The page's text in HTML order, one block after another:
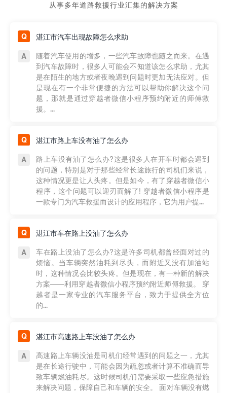
从事多年道路救援行业汇集的解决方案
湛江市汽车出现故障怎么求助
随着汽车使用的增多，一些汽车故障也随之而来。在遇
到汽车故障时，很多人可能会不知道该怎么求助，尤其
是在陌生的地方或者夜晚遇到问题时更加无法应对。但
是现在有一个非常便捷的方法可以帮助你解决这个问
题，那就是通过穿越者微信小程序预约附近的师傅救
援。...
湛江市路上车没有油了怎么办
路上车没有油了怎么办?这是很多人在开车时都会遇到
的问题，特别是对于那些经常长途旅行的司机们来说，
这种情况更是让人头疼。但是如今，有了穿越者微信小
程序，这个问题可以迎刃而解了! 穿越者微信小程序是
一款专门为汽车救援而设计的应用程序，它为用户提...
湛江市车在路上没油了怎么办
车在路上没油了怎么办?这是许多司机都曾经面对过的
烦恼。当车辆突然油耗到尽头，而附近又没有加油站
时，这种情况会比较头疼。但是现在，有一种新的解决
方案——利用穿越者微信小程序预约附近师傅救援。 穿
越者是一家专业的汽车服务平台，致力于提供全方位
的...
湛江市高速路上车没油了怎么办
高速路上车辆没油是司机们经常遇到的问题之一，尤其
是在长途行驶中，可能会因为疏忽或者计算不准确而导
致车辆燃油耗尽。这时候司机们需要采取一些应急措施
来解决问题，保障自己和车辆的安全。 面对车辆没有燃